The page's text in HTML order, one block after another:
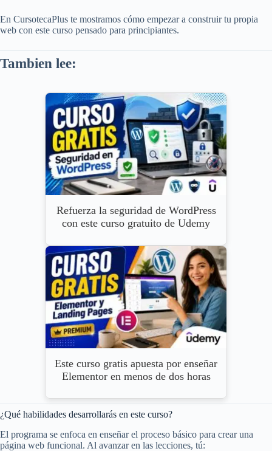
En CursotecaPlus te mostramos cómo empezar a construir tu propia
web con este curso pensado para principiantes.
Tambien lee:
Refuerza la seguridad de WordPress
con este curso gratuito de Udemy
Este curso gratis apuesta por enseñar
Elementor en menos de dos horas
¿Qué habilidades desarrollarás en este curso?
El programa se enfoca en enseñar el proceso básico para crear una
página web funcional. Al avanzar en las lecciones, tú: